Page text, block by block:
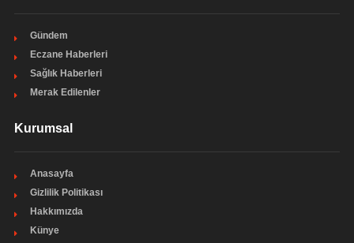
Gündem
Eczane Haberleri
Sağlık Haberleri
Merak Edilenler
Kurumsal
Anasayfa
Gizlilik Politikası
Hakkımızda
Künye